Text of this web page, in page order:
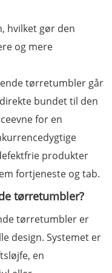
hvilket gør den
og mere
tørretumbler går
bundet til den
for en
produkter
fortjeneste og tab.
tørretumbler?
tørretumbler er
design. Systemet er
en